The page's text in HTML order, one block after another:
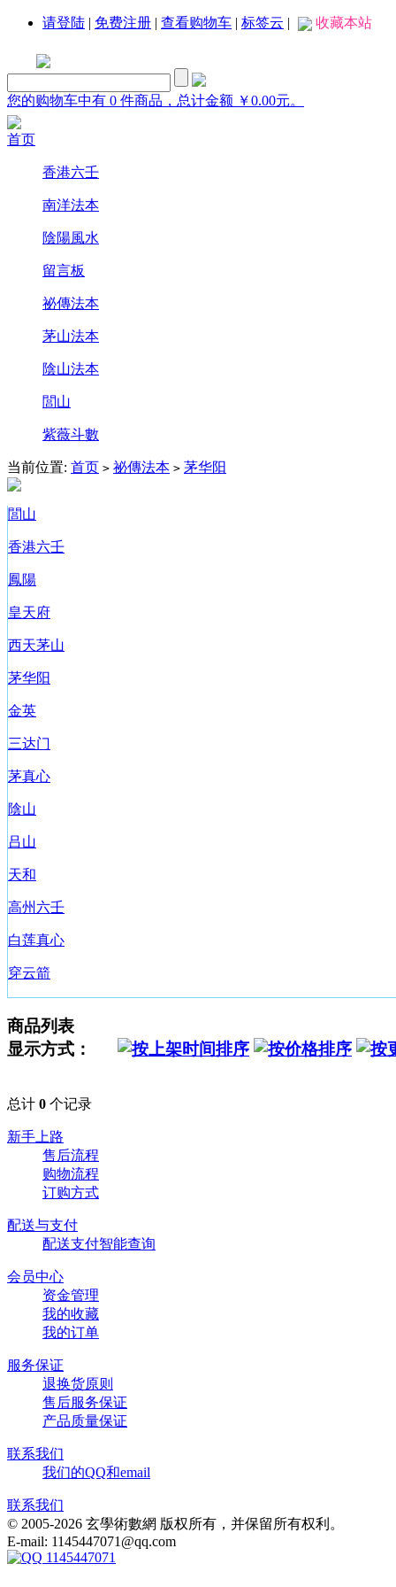
请登陆 | 免费注册 | 查看购物车 | 标签云 | 收藏本站
您的购物车中有 0 件商品，总计金额 ￥0.00元。
首页
香港六壬
南洋法本
陰陽風水
留言板
祕傳法本
茅山法本
陰山法本
閭山
紫薇斗數
当前位置: 首页 > 祕傳法本 > 茅华阳
閭山
香港六壬
鳳陽
皇天府
西天茅山
茅华阳
金英
三达门
茅真心
陰山
吕山
天和
高州六壬
白莲真心
穿云箭
商品列表
显示方式：
总计 0 个记录
新手上路
售后流程
购物流程
订购方式
配送与支付
配送支付智能查询
会员中心
资金管理
我的收藏
我的订单
服务保证
退换货原则
售后服务保证
产品质量保证
联系我们
我们的QQ和email
联系我们
© 2005-2026 玄學術數網 版权所有，并保留所有权利。
E-mail: 1145447071@qq.com
1145447071